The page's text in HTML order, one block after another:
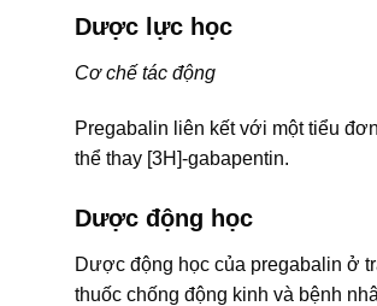
Dược lực học
Cơ chế tác động
Pregabalin liên kết với một tiểu
thể thay [3H]-gabapentin.
Dược động học
Dược động học của pregabalin ở
thuốc chống động kinh và bệnh